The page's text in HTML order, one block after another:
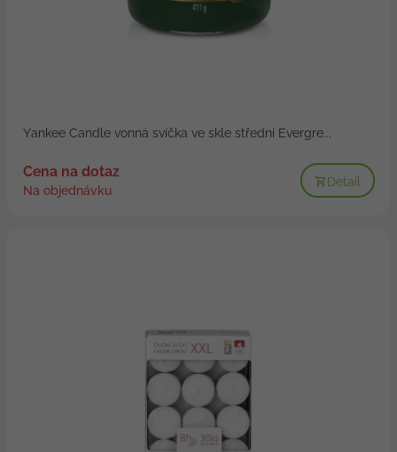
Yankee Candle vonná svíčka ve skle střední Evergre...
Cena na dotaz
Na objednávku
Detail